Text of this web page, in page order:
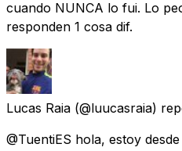
cuando NUNCA lo fui. Lo
responden 1 cosa dif.
Lucas Raia (@luucasraia)
@TuentiES hola, estoy